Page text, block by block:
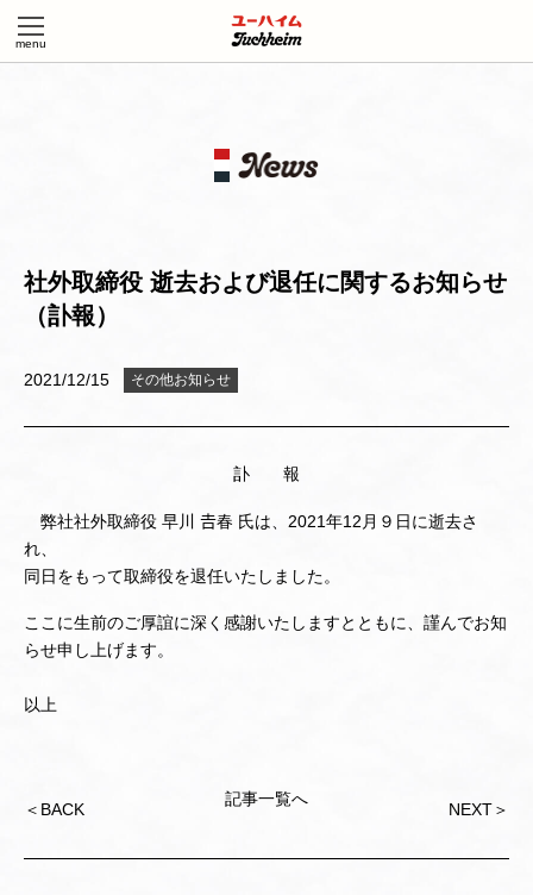
社外取締役 逝去および退任に関するお知らせ
（訃報）
2021/12/15 その他お知らせ
訃 報
弊社社外取締役 早川 𠮷春 氏は、2021年12月９日に逝去さ
れ、
同日をもって取締役を退任いたしました。
ここに生前のご厚誼に深く感謝いたしますとともに、謹んでお知
らせ申し上げます。
以上
記事一覧へ
投
＜ BACK NEXT＞